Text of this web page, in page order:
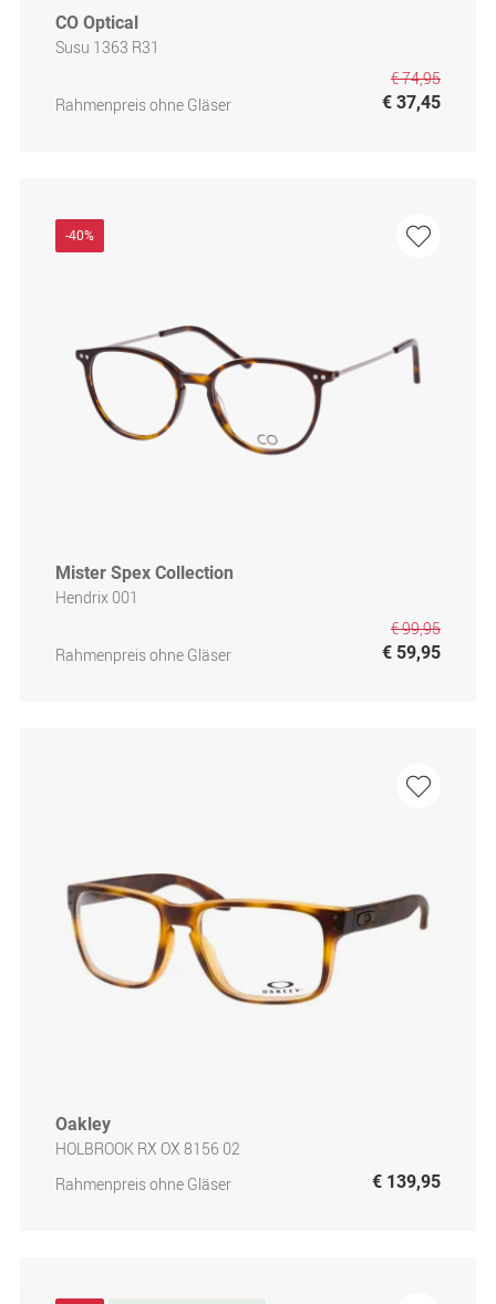
CO Optical
Susu 1363 R31
Rahmenpreis ohne Gläser
€ 74,95
€ 37,45
-40%
Mister Spex Collection
Hendrix 001
Rahmenpreis ohne Gläser
€ 99,95
€ 59,95
Oakley
HOLBROOK RX OX 8156 02
Rahmenpreis ohne Gläser
€ 139,95